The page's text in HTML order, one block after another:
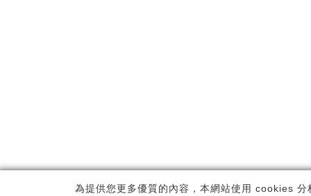
為提供您更多優質的內容，本網站使用 cookies